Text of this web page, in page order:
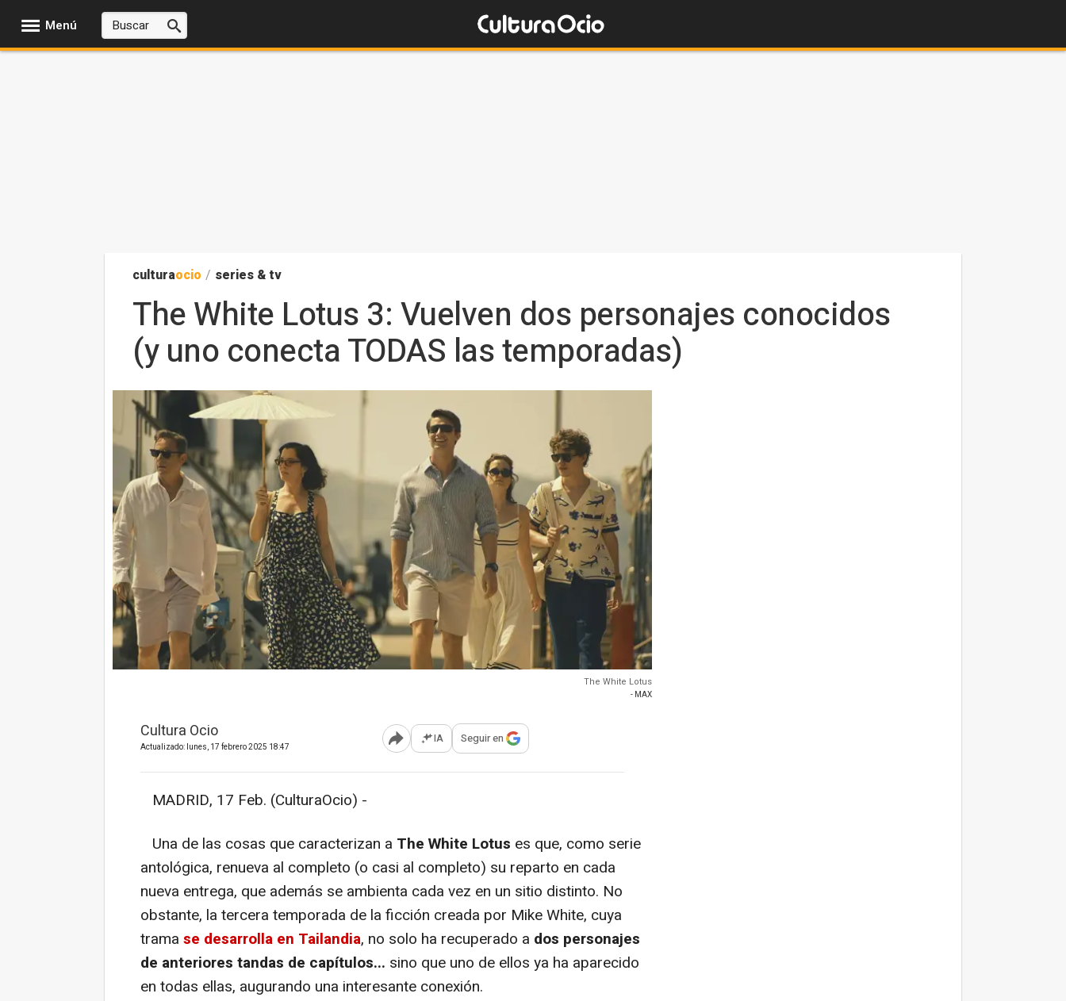
Menú
culturaocio / series & tv
The White Lotus 3: Vuelven dos personajes conocidos
(y uno conecta TODAS las temporadas)
The White Lotus
- MAX
Cultura Ocio
Actualizado: lunes, 17 febrero 2025 18:47 Abrir opciones para compartir
IA Seguir en
MADRID, 17 Feb. (CulturaOcio) -
Una de las cosas que caracterizan a The White Lotus es que, como serie
antológica, renueva al completo (o casi al completo) su reparto en cada
nueva entrega, que además se ambienta cada vez en un sitio distinto. No
obstante, la tercera temporada de la ficción creada por Mike White, cuya
trama se desarrolla en Tailandia, no solo ha recuperado a dos personajes
de anteriores tandas de capítulos... sino que uno de ellos ya ha aparecido
en todas ellas, augurando una interesante conexión.